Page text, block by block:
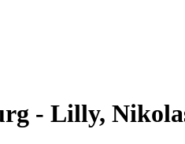
- Lilly,